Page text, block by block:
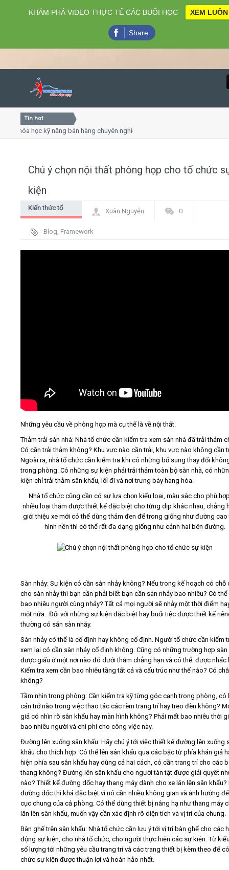
Close
Home
Video
Tin hot
học kỹ năng bán hàng chuyên nghiệp X10 doanh số
Chú ý chọn nội thất phòng họp cho tổ chức
kiện
Kiến thức tổ
Xuân Nguyễn 0
Blog, Framework
Những yêu cầu về phòng họp mà cụ thể là về nội thất.
Thảm trải sàn nhà: Nhà tổ chức cần kiểm tra xem sàn nhà đã trải thảm
Có cần trải thảm không? Khu vực nào cần trải, khu vực nào không cần
Ngoài ra, nhà tổ chức cần kiểm tra khi có những bổ sung thay đổi
trong phòng. Có những sự kiện phải trải thảm toàn bộ sàn nhà, có
kiện chỉ trải thảm sân khấu, lối đi và nơi trưng bày hàng hóa.
Nhà tổ chức cũng cần có sự lựa chọn kiểu loại, màu sắc cho phù
nhiều loại thảm được thiết kế đặc biệt cho từng dịp khác nhau, chẳng
giới thiệu xe mới có thể dùng thảm đen để trong giống như đường cao
hình nền thì có thể rất đa dạng giống như cảnh hai bên đường.
Sàn nhảy: Sự kiện có cần sản nhảy không? Nếu trong kế hoạch có chỗ
cho sàn nhảy thì bạn cần phải biết bạn cần sàn nhảy bao nhiêu? Có
bao nhiêu người cùng nhảy? Tất cả mọi người sẽ nhảy một thời điểm
một nửa…Đối với những sự kiện đặc biệt hay buổi tiệc được thiết kế
thường có sẵn sàn nhảy.
Sàn nhảy có thể là cố định hay không cố định. Người tổ chức cần kiểm
xem lại có cần sàn nhảy cố định không. Cũng có những trường hợp sàn
được giấu ở một nơi nào đó dưới thảm chẳng hạn và có thể được nhấc
Kiểm tra xem cần bao nhiêu tầng tất cả và cấu trúc như thế nào? Có
không?
Tầm nhìn trong phòng: Cần kiểm tra kỹ từng góc cạnh trong phòng, có
cản trở nào trong việc thao tác các rèm trang trí hay treo đèn không?
giả có nhìn rõ sân khấu hay màn hình không? Phải mất bao nhiêu thời
bao nhiêu người và chi phí cho công việc này.
Đường lên xuống sân khấu: Hãy chú ý tới việc thiết kế đường lên xuống
khấu cho thích hợp. Có thể lên sân khấu qua các bậc từ phía khán giả
hiện phía sau sân khấu hay dùng cả hai cách, có cần trang trí cho các
thang không? Đường lên sân khấu cho người tàn tật được giải quyết
nào? Thiết kế đường dốc hay thang máy dành cho xe lăn lên sân khấu?
đường dốc thì khá đặc biệt vì nó cần nhiều không gian và ảnh hưởng
cục chung của cả phòng. Có thể dùng thiết bị nâng hạ như thang máy
lăn lên sân khấu, muốn vậy cần xác định rõ diện tích và vị trí của chung.
Bàn ghế trên sân khấu: Nhà tổ chức cần lưu ý tới vị trí bàn ghế cho các
động sự kiện, cho nhà tổ chức, cho người thực hiện các sự kiện. Từ
số lượng tới những yêu cầu trang trí và các trang thiết bị kèm theo để
chức sự kiện được thuận lợi và hoàn hảo nhất.
KHÁM PHÁ VIDEO THỰC TẾ CÁC BUỔI HỌC XEM LUÔN
Share